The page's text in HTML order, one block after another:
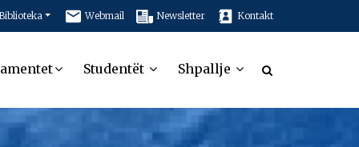
Webmail Newsletter Kontakt
Studentët Shpallje